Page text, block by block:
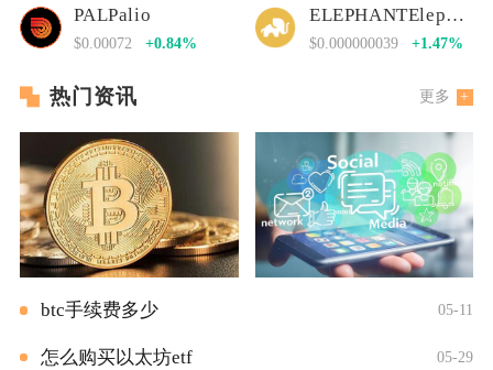
PALPalio
$0.00072 +0.84%
ELEPHANTElephant Money
$0.000000039 +1.47%
热门资讯 更多
btc手续费多少 05-11
怎么购买以太坊etf 05-29